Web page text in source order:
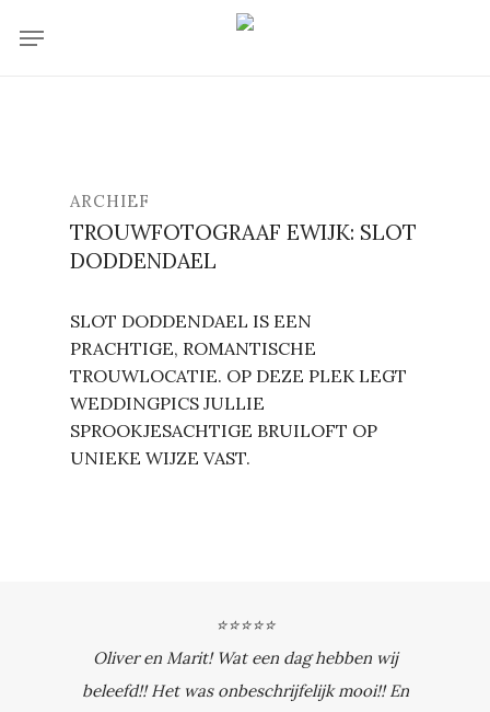
Menu
ARCHIEF
TROUWFOTOGRAAF EWIJK: SLOT
DODDENDAEL
SLOT DODDENDAEL IS EEN
PRACHTIGE, ROMANTISCHE
TROUWLOCATIE. OP DEZE PLEK LEGT
WEDDINGPICS JULLIE
SPROOKJESACHTIGE BRUILOFT OP
UNIEKE WIJZE VAST.
⭐⭐⭐⭐⭐
Oliver en Marit! Wat een dag hebben wij
beleefd!! Het was onbeschrijfelijk mooi!! En